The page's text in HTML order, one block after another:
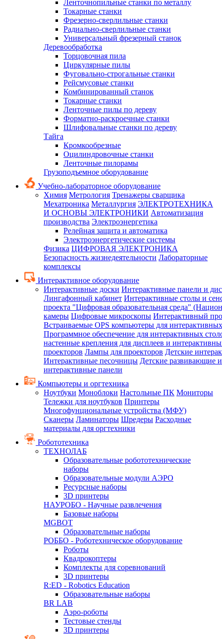
Ленточнопильные станки по металлу
Токарные станки
Фрезерно-сверлильные станки
Радиально-сверлильные станки
Универсальный фрезерный станок
Деревообработка
Торцовочная пила
Циркулярные пилы
Фуговально-строгальные станки
Рейсмусовые станки
Комбинированный станок
Токарные станки
Ленточные пилы по дереву
Форматно-раскроечные станки
Шлифовальные станки по дереву
Тайга
Кромкообрезные
Оцилиндровочные станки
Ленточные пилорамы
Грузоподъемное оборудование
Учебно-лабораторное оборудование
Химия Метрология Тренажеры сварщика
Мехатроника Металлургия ЭЛЕКТРОТЕХНИКА
И ОСНОВЫ ЭЛЕКТРОНИКИ Автоматизация
производства Электроэнергетика
Релейная защита и автоматика
Электроэнергетические системы
Физика ЦИФРОВАЯ ЭЛЕКТРОНИКА
Безопасность жизнедеятельности Лабораторные
комплексы
Интерактивное оборудование
Интерактивные доски Интерактивные панели и
Лингафонный кабинет Интерактивные столы и
проекта "Цифровая образовательная среда"
камеры Цифровые микроскопы Интерактивный
Встраиваемые OPS компьютеры для
Программное обеспечение для интерактивных
настенные крепления для дисплеев и
проекторов Лампы для проекторов Детские
Интерактивные песочницы Детские развивающие
интерактивные панели
Компьютеры и оргтехника
Ноутбуки Моноблоки Настольные ПК Мониторы
Тележки для ноутбуков Принтеры
Многофунциональные устройства (МФУ)
Сканеры Ламинаторы Шредеры Расходные
материалы для оргтехники
Робототехника
ТЕХНОЛАБ
Образовательные робототехнические
наборы
Образовательные модули АЭРО
Ресурсные наборы
3D принтеры
НАУРОБО - Научные развлечения
Базовые наборы
MGBOT
Образовательные наборы
РОББО - Роботехническое оборудование
Роботы
Квадрокоптеры
Комплекты для соревнований
3D принтеры
R:ED - Robotics Education
Образовательные наборы
BR LAB
Аэро-роботы
Тестовые стенды
3D принтеры